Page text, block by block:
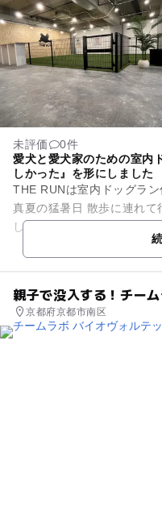
未評価
0件
愛犬と愛犬家のための室内
しかった』を形にしました
THE RUNは室内ドッグラ
真夏の猛暑日 散歩に連れ
し。 愛犬を飼っているオー
親子で没入する！チー
京都府京都市南区